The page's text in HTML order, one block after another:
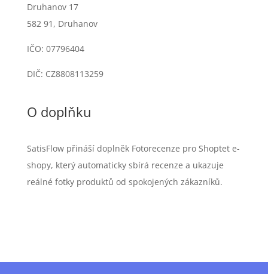
Druhanov 17
582 91, Druhanov
IČO: 07796404
DIČ: CZ8808113259
O doplňku
SatisFlow přináší doplněk Fotorecenze pro Shoptet e-
shopy, který automaticky sbírá recenze a ukazuje
reálné fotky produktů od spokojených zákazníků.